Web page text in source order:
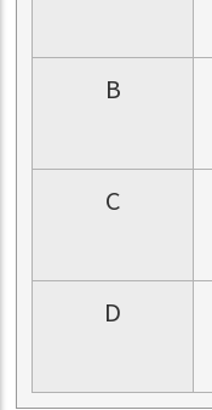
B
C
D